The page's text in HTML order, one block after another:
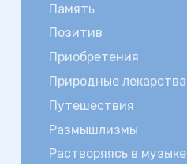
Память
Позитив
Приобретения
Природные лекарства
Путешествия
Размышлизмы
Растворяясь в музыке